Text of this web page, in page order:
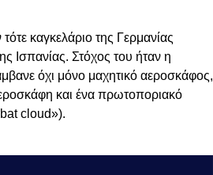
καγκελάριο της Γερμανίας
Ισπανίας. Στόχος του ήταν η
όχι μόνο μαχητικό αεροσκάφος,
και ένα πρωτοποριακό
cloud»).